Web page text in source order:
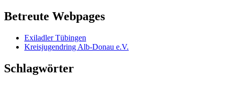
Betreute Webpages
Exiladler Tübingen
Kreisjugendring Alb-Donau e.V.
Schlagwörter